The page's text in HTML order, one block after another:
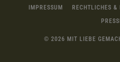
IMPRESSUM
RECHTLICHES &
© 2026 MIT LIEBE